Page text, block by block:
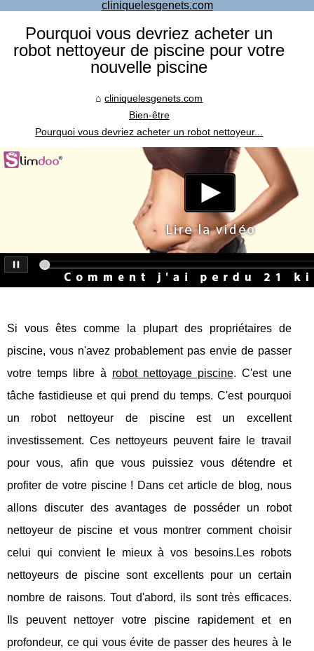
Pourquoi vous devriez acheter un
robot nettoyeur de piscine pour votre
nouvelle piscine
cliniquelesgenets.com
Bien-être
Pourquoi vous devriez acheter un robot nettoyeur...
Si vous êtes comme la plupart des propriétaires de
piscine, vous n'avez probablement pas envie de passer
votre temps libre à robot nettoyage piscine. C'est une
tâche fastidieuse et qui prend du temps. C'est pourquoi
un robot nettoyeur de piscine est un excellent
investissement. Ces nettoyeurs peuvent faire le travail
pour vous, afin que vous puissiez vous détendre et
profiter de votre piscine ! Dans cet article de blog, nous
allons discuter des avantages de posséder un robot
nettoyeur de piscine et vous montrer comment choisir
celui qui convient le mieux à vos besoins.Les robots
nettoyeurs de piscine sont excellents pour un certain
nombre de raisons. Tout d'abord, ils sont très efficaces.
Ils peuvent nettoyer votre piscine rapidement et en
profondeur, ce qui vous évite de passer des heures à le
cliniquelesgenets.com